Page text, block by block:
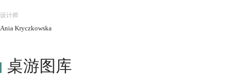
设计师
Ania Kryczkowska
桌游图库